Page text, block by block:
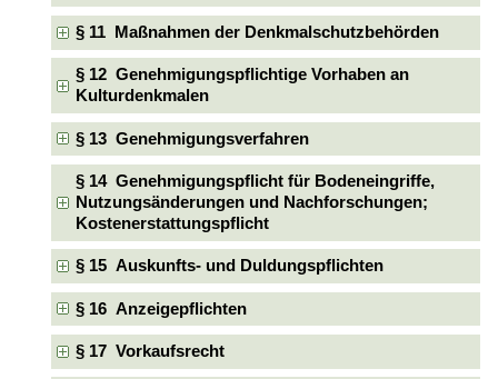
§ 11 Maßnahmen der Denkmalschutzbehörden
§ 12 Genehmigungspflichtige Vorhaben an
Kulturdenkmalen
§ 13 Genehmigungsverfahren
§ 14 Genehmigungspflicht für Bodeneingriffe,
Nutzungsänderungen und Nachforschungen;
Kostenerstattungspflicht
§ 15 Auskunfts- und Duldungspflichten
§ 16 Anzeigepflichten
§ 17 Vorkaufsrecht